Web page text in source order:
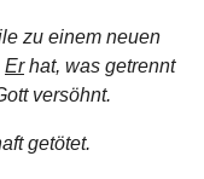
zu einem neuen
Erhat, was getrennt
versöhnt.
getötet.